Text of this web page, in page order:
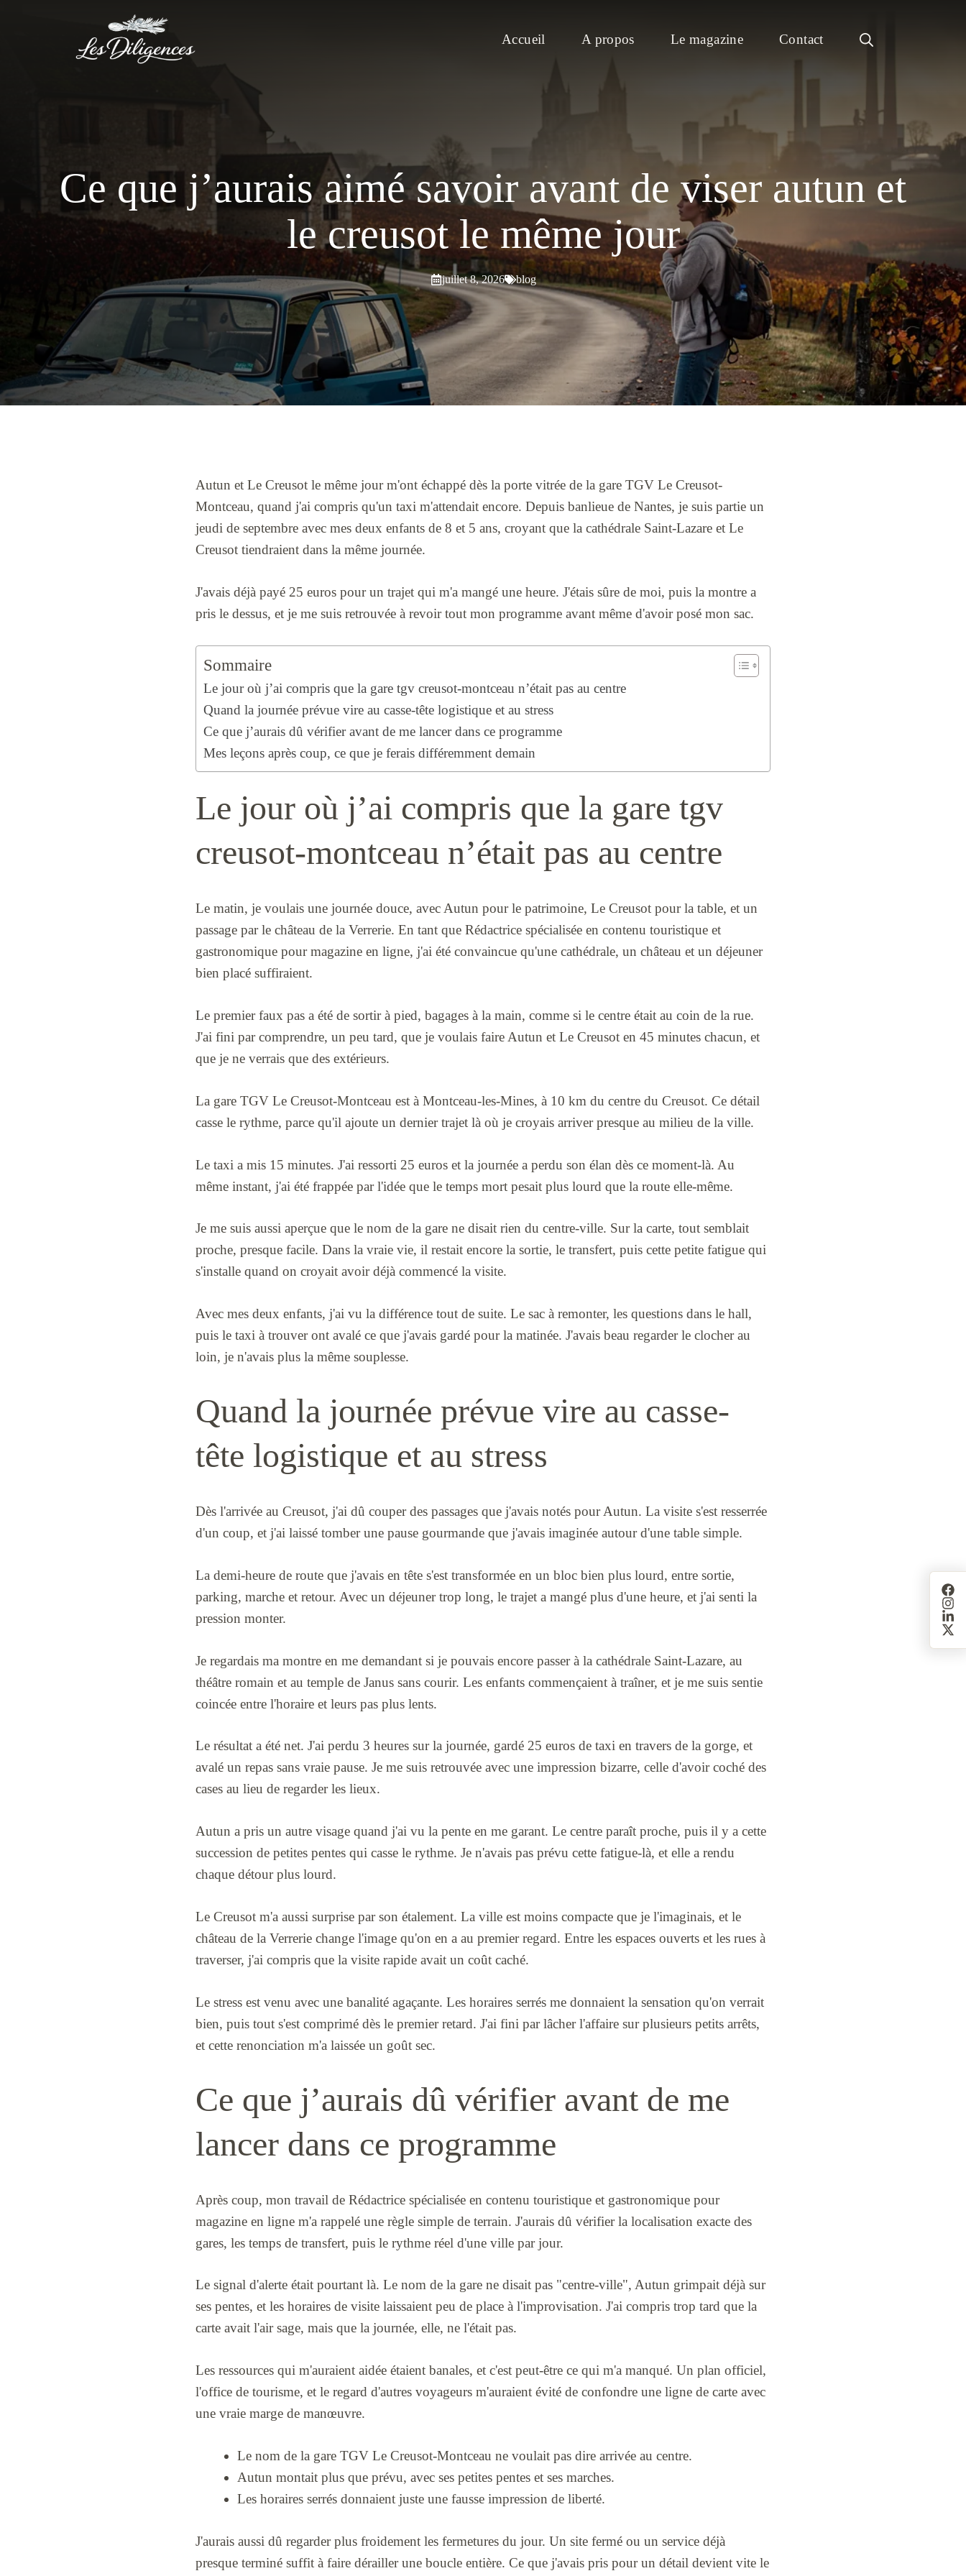
Accueil A propos Le magazine Contact
Ce que j’aurais aimé savoir avant de viser autun et
le creusot le même jour
juillet 8, 2026 blog
Autun et Le Creusot le même jour m'ont échappé dès la porte vitrée de la gare TGV Le Creusot-
Montceau, quand j'ai compris qu'un taxi m'attendait encore. Depuis banlieue de Nantes, je suis partie un
jeudi de septembre avec mes deux enfants de 8 et 5 ans, croyant que la cathédrale Saint-Lazare et Le
Creusot tiendraient dans la même journée.
J'avais déjà payé 25 euros pour un trajet qui m'a mangé une heure. J'étais sûre de moi, puis la montre a
pris le dessus, et je me suis retrouvée à revoir tout mon programme avant même d'avoir posé mon sac.
Sommaire
Le jour où j’ai compris que la gare tgv creusot-montceau n’était pas au centre
Quand la journée prévue vire au casse-tête logistique et au stress
Ce que j’aurais dû vérifier avant de me lancer dans ce programme
Mes leçons après coup, ce que je ferais différemment demain
Le jour où j’ai compris que la gare tgv
creusot-montceau n’était pas au centre
Le matin, je voulais une journée douce, avec Autun pour le patrimoine, Le Creusot pour la table, et un
passage par le château de la Verrerie. En tant que Rédactrice spécialisée en contenu touristique et
gastronomique pour magazine en ligne, j'ai été convaincue qu'une cathédrale, un château et un déjeuner
bien placé suffiraient.
Le premier faux pas a été de sortir à pied, bagages à la main, comme si le centre était au coin de la rue.
J'ai fini par comprendre, un peu tard, que je voulais faire Autun et Le Creusot en 45 minutes chacun, et
que je ne verrais que des extérieurs.
La gare TGV Le Creusot-Montceau est à Montceau-les-Mines, à 10 km du centre du Creusot. Ce détail
casse le rythme, parce qu'il ajoute un dernier trajet là où je croyais arriver presque au milieu de la ville.
Le taxi a mis 15 minutes. J'ai ressorti 25 euros et la journée a perdu son élan dès ce moment-là. Au
même instant, j'ai été frappée par l'idée que le temps mort pesait plus lourd que la route elle-même.
Je me suis aussi aperçue que le nom de la gare ne disait rien du centre-ville. Sur la carte, tout semblait
proche, presque facile. Dans la vraie vie, il restait encore la sortie, le transfert, puis cette petite fatigue qui
s'installe quand on croyait avoir déjà commencé la visite.
Avec mes deux enfants, j'ai vu la différence tout de suite. Le sac à remonter, les questions dans le hall,
puis le taxi à trouver ont avalé ce que j'avais gardé pour la matinée. J'avais beau regarder le clocher au
loin, je n'avais plus la même souplesse.
Quand la journée prévue vire au casse-
tête logistique et au stress
Dès l'arrivée au Creusot, j'ai dû couper des passages que j'avais notés pour Autun. La visite s'est resserrée
d'un coup, et j'ai laissé tomber une pause gourmande que j'avais imaginée autour d'une table simple.
La demi-heure de route que j'avais en tête s'est transformée en un bloc bien plus lourd, entre sortie,
parking, marche et retour. Avec un déjeuner trop long, le trajet a mangé plus d'une heure, et j'ai senti la
pression monter.
Je regardais ma montre en me demandant si je pouvais encore passer à la cathédrale Saint-Lazare, au
théâtre romain et au temple de Janus sans courir. Les enfants commençaient à traîner, et je me suis sentie
coincée entre l'horaire et leurs pas plus lents.
Le résultat a été net. J'ai perdu 3 heures sur la journée, gardé 25 euros de taxi en travers de la gorge, et
avalé un repas sans vraie pause. Je me suis retrouvée avec une impression bizarre, celle d'avoir coché des
cases au lieu de regarder les lieux.
Autun a pris un autre visage quand j'ai vu la pente en me garant. Le centre paraît proche, puis il y a cette
succession de petites pentes qui casse le rythme. Je n'avais pas prévu cette fatigue-là, et elle a rendu
chaque détour plus lourd.
Le Creusot m'a aussi surprise par son étalement. La ville est moins compacte que je l'imaginais, et le
château de la Verrerie change l'image qu'on en a au premier regard. Entre les espaces ouverts et les rues à
traverser, j'ai compris que la visite rapide avait un coût caché.
Le stress est venu avec une banalité agaçante. Les horaires serrés me donnaient la sensation qu'on verrait
bien, puis tout s'est comprimé dès le premier retard. J'ai fini par lâcher l'affaire sur plusieurs petits arrêts,
et cette renonciation m'a laissée un goût sec.
Ce que j’aurais dû vérifier avant de me
lancer dans ce programme
Après coup, mon travail de Rédactrice spécialisée en contenu touristique et gastronomique pour
magazine en ligne m'a rappelé une règle simple de terrain. J'aurais dû vérifier la localisation exacte des
gares, les temps de transfert, puis le rythme réel d'une ville par jour.
Le signal d'alerte était pourtant là. Le nom de la gare ne disait pas "centre-ville", Autun grimpait déjà sur
ses pentes, et les horaires de visite laissaient peu de place à l'improvisation. J'ai compris trop tard que la
carte avait l'air sage, mais que la journée, elle, ne l'était pas.
Les ressources qui m'auraient aidée étaient banales, et c'est peut-être ce qui m'a manqué. Un plan officiel,
l'office de tourisme, et le regard d'autres voyageurs m'auraient évité de confondre une ligne de carte avec
une vraie marge de manœuvre.
Le nom de la gare TGV Le Creusot-Montceau ne voulait pas dire arrivée au centre.
Autun montait plus que prévu, avec ses petites pentes et ses marches.
Les horaires serrés donnaient juste une fausse impression de liberté.
J'aurais aussi dû regarder plus froidement les fermetures du jour. Un site fermé ou un service déjà
presque terminé suffit à faire dérailler une boucle entière. Ce que j'avais pris pour un détail devient vite le